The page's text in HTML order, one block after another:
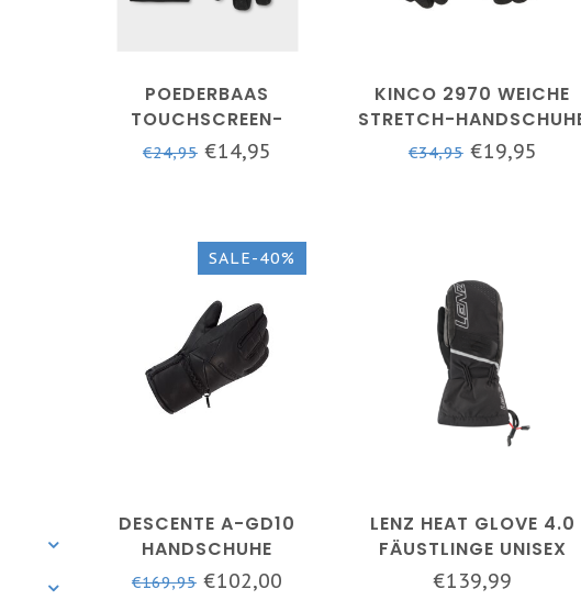
POEDERBAAS
TOUCHSCREEN-
HANDSCHUHE –
SCHWARZ
€24,95€14,95
KINCO 2970 WEICHE
STRETCH-
€34,95€19,95
SALE-40%
DESCENTE A-GD10
HANDSCHUHE
SCHWARZ
€169,95€102,00
LENZ HEAT GLOVE 4.0
FÄUSTLINGE UNISEX
€139,99